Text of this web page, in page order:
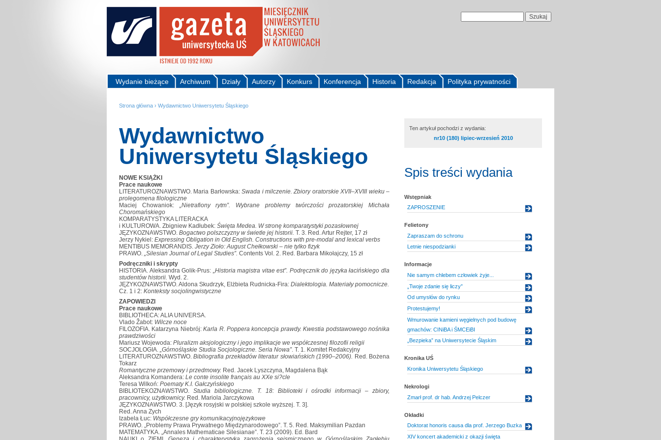
Polityka prywatności
Redakcja
Historia
Konferencja
Konkurs
Autorzy
Działy
Archiwum
Wydanie bieżące
Strona główna › Wydawnictwo Uniwersytetu Śląskiego
Wydawnictwo
Uniwersytetu Śląskiego
NOWE KSIĄŻKI
Prace naukowe
LITERATUROZNAWSTWO. Maria Barłowska:Swada i milczenie. Zbiory oratorskie XVII–XVIII wieku –
prolegomena filologiczne
Maciej Chowaniok:
„Nietrafiony rytm”. Wybrane problemy twórczości prozatorskiej Michała
Choromańskiego
KOMPARATYSTYKA LITERACKA
i KULTUROWA. Zbigniew Kadłubek: Święta Medea. W stronę komparatystyki pozasłownej
JĘZYKOZNAWSTWO. Bogactwo polszczyzny w świetle jej historii. T. 3. Red. Artur Rejter, 17 zł
Jerzy Nykiel: Expressing Obligation in Old English. Constructions with pre-modal and lexical verbs
MENTIBUS MEMORANDIS. Jerzy Zioło: August Chełkowski – nie tylko fizyk
PRAWO.
„Silesian Journal of Legal Studies”. Contents Vol. 2. Red. Barbara Mikołajczy, 15 zł
Podręczniki i skrypty
HISTORIA. Aleksandra Golik-Prus: „Historia magistra vitae est”. Podręcznik do języka łacińskiego dla
studentów historii. Wyd. 2.
JĘZYKOZNAWSTWO. Aldona Skudrzyk, Elżbieta Rudnicka-Fira: Dialektologia. Materiały pomocnicze.
Cz. 1 i 2: Konteksty socjolingwistyczne
ZAPOWIEDZI
Prace naukowe
BIBLIOTHECA: ALIA UNIVERSA.
Vlado Žabot: Wilcze noce
FILOZOFIA. Katarzyna Niebrój:Karla R. Poppera koncepcja prawdy. Kwestia podstawowego nośnika
prawdziwości
Mariusz Wojewoda: Pluralizm aksjologiczny i jego implikacje we współczesnej filozofii religii
SOCJOLOGIA. „Górnośląskie Studia Socjologiczne. Seria Nowa”. T. 1. Komitet Redakcyjny
LITERATUROZNAWSTWO.Bibliografia przekładów literatur słowiańskich (1990–2006). Red. Bożena
Tokarz
Romantyczne przemowy i przedmowy. Red. Jacek Lyszczyna, Magdalena Bąk
Aleksandra Komandera: Le conte insolite français au XXe si?cle
Teresa Wilkoń: Poematy K.I. Gałczyńskiego
BIBLIOTEKOZNAWSTWO. Studia bibliologiczne. T. 18: Biblioteki i ośrodki informacji – zbiory,
pracownicy, użytkownicy. Red. Mariola Jarczykowa
JĘZYKOZNAWSTWO. 3. [Język rosyjski w polskiej szkole wyższej. T. 3].
Red. Anna Zych
Izabela Łuc: Współczesne gry komunikacyjnojęzykowe
PRAWO. „Problemy Prawa Prywatnego Międzynarodowego”. T. 5. Red. Maksymilian Pazdan
MATEMATYKA. „Annales Mathematicae Silesianae”. T. 23 (2009). Ed. Bard
Ten artykuł pochodzi z wydania:
nr10 (180) lipiec-wrzesień 2010
Spis treści wydania
Wstępniak
ZAPROSZENIE
Felietony
Zapraszam do schronu
Letnie niespodzianki
Informacje
Nie samym chlebem człowiek żyje...
„Twoje zdanie się liczy”
Od umysłów do rynku
Protestujemy!
Wmurowanie kamieni węgielnych pod budowę
gmachów: CINiBA i ŚMCEiBI
„Bezpieka” na Uniwersytecie Śląskim
Kronika UŚ
Kronika Uniwersytetu Śląskiego
Nekrologi
Zmarł prof. dr hab. Andrzej Pelczer
Okładki
Doktorat honoris causa dla prof. Jerzego Buzka
XIV koncert akademicki z okazji święta